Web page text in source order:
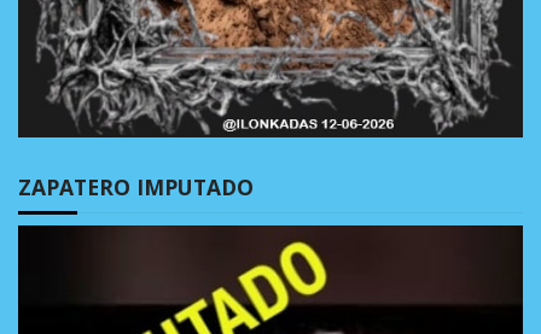
ZAPATERO IMPUTADO